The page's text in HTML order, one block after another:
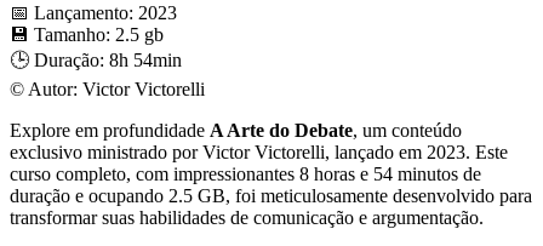
📅 Lançamento: 2023
💾 Tamanho: 2.5 gb
🕒 Duração: 8h 54min
©️ Autor: Victor Victorelli
Explore em profundidade A Arte do Debate, um conteúdo
exclusivo ministrado por Victor Victorelli, lançado em 2023. Este
curso completo, com impressionantes 8 horas e 54 minutos de
duração e ocupando 2.5 GB, foi meticulosamente desenvolvido para
transformar suas habilidades de comunicação e argumentação.